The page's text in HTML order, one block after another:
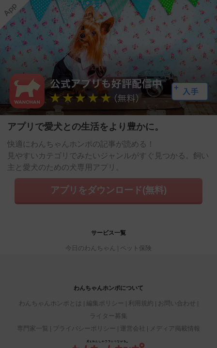
アプリで愛犬との生活をより豊かに。
快適にわんちゃんホンポの記事が読める！
見やすいカテゴリでみたいジャンルがすぐ見つかる。飼い
主と愛犬のための犬専用アプリ。
アプリをダウンロード(無料)
サービス一覧
今日のわんちゃん ペット保険
わんちゃんホンポについて
わんちゃんホンポとは 編集ポリシー 利用規約
お問い合わせ
ライター募集
専門家一覧
プライバシーポリシー 運営会社 メディア掲載情報